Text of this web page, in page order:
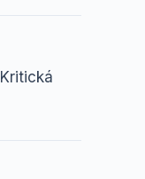
Kritická